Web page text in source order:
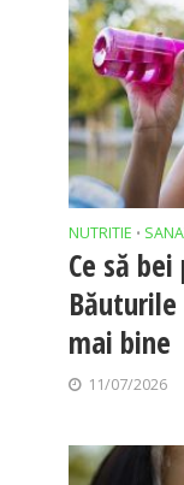
NUTRITIE •
Ce să
mai bine
11/07/2026